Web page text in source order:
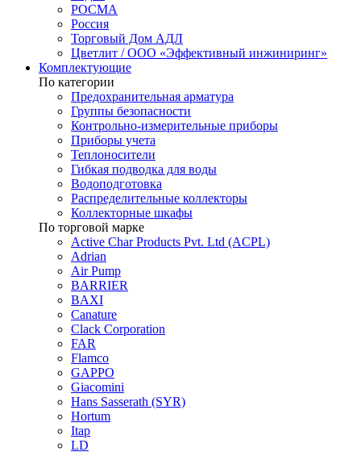
РОСМА
Россия
Торговый Дом АДЛ
Цветлит / ООО «Эффективный инжиниринг»
Комплектующие
По категории
Предохранительная арматура
Группы безопасности
Контрольно-измерительные приборы
Приборы учета
Теплоносители
Гибкая подводка для воды
Водоподготовка
Распределительные коллекторы
Коллекторные шкафы
По торговой марке
Active Char Products Pvt. Ltd (ACPL)
Adrian
Air Pump
BARRIER
BAXI
Canature
Clack Corporation
FAR
Flamco
GAPPO
Giacomini
Hans Sasserath (SYR)
Hortum
Itap
LD